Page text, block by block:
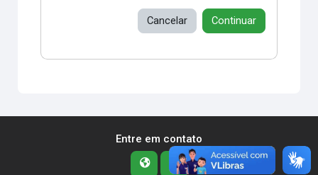
Cancelar Continuar
Entre em contato